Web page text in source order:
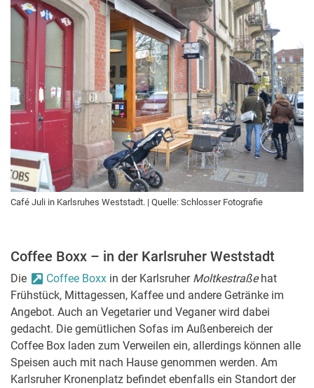
Café Juli in Karlsruhes Weststadt. | Quelle: Schlosser Fotografie
Coffee Boxx – in der Karlsruher Weststadt
Die Coffee Boxx in der Karlsruher Moltkestraßehat
Frühstück, Mittagessen, Kaffee und andere Getränke im
Angebot. Auch an Vegetarier und Veganer wird dabei
gedacht. Die gemütlichen Sofas im Außenbereich der
Coffee Box laden zum Verweilen ein, allerdings können alle
Speisen auch mit nach Hause genommen werden. Am
Karlsruher Kronenplatz befindet ebenfalls ein Standort der